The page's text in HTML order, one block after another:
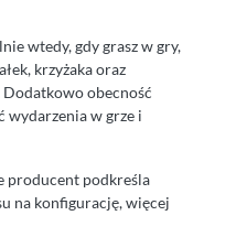
wtedy, gdy grasz w gry,
krzyżaka oraz
obecność
w grze i
producent podkreśla
na konfigurację, więcej